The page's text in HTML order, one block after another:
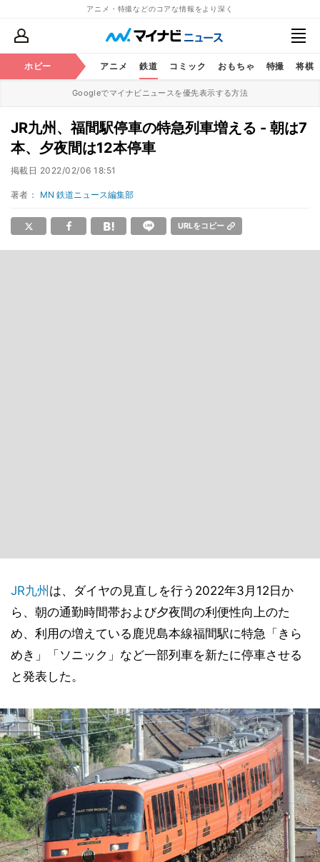
アニメ・特撮などのコアな情報をより深く
ホビー アニメ 鉄道 コミック おもちゃ 特撮 将棋
Googleでマイナビニュースを優先表示する方法
JR九州、福間駅停車の特急列車増える - 朝は7
本、夕夜間は12本停車
掲載日 2022/02/06 18:51
著者： MN 鉄道ニュース編集部
URLをコピー
JR九州 は、ダイヤの見直しを行う2022年3月12日か
ら、朝の通勤時間帯および夕夜間の利便性向上のた
め、利用の増えている鹿児島本線福間駅に特急「きら
めき」「ソニック」など一部列車を新たに停車させる
と発表した。